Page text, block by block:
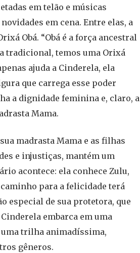
em telão e músicas
em cena. Entre elas, a
Obá. “Obá é a força ancestral
tradicional, temos uma Orixá
ajuda a Cinderela, ela
que carrega esse poder
a dignidade feminina e, claro, a
Mama.
madrasta Mama e as filhas
e injustiças, mantém um
acontece: ela conhece Zulu,
para a felicidade terá
especial de sua protetora, que
embarca em uma
uma trilha animadíssima,
gêneros.